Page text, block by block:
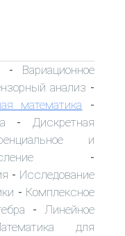
- Вариационное
анализ -
математика -
- Дискретная
и
-
- Исследование
- Комплексное
-
Линейное
для